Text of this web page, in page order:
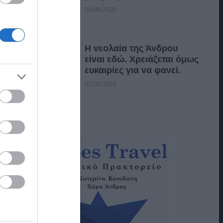
06/08/2026
Η νεολαία της Άνδρου
είναι εδώ. Χρειάζεται όμως
ευκαιρίες για να φανεί.
05/08/2026